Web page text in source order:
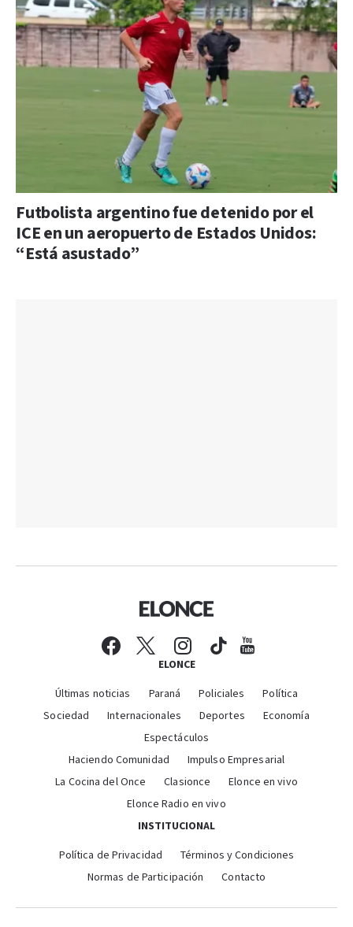
Futbolista argentino fue detenido por el
ICE en un aeropuerto de Estados Unidos:
“Está asustado”
ELONCE
Últimas noticias Paraná Policiales
Política
Sociedad
Internacionales Deportes
Economía
Espectáculos
Haciendo Comunidad
Impulso Empresarial
La Cocina del Once
Clasionce
Elonce en vivo
Elonce Radio en vivo
INSTITUCIONAL
Política de Privacidad
Términos y Condiciones
Normas de Participación
Contacto